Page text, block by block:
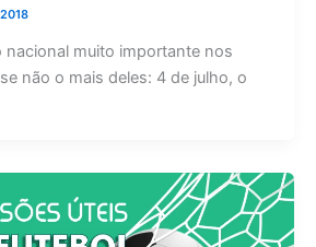
nacional muito importante nos
não o mais deles: 4 de julho, o